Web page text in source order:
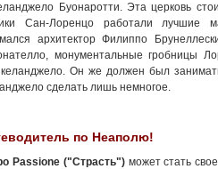
Буонаротти. Эта церковь
Сан-Лоренцо работали лучшие
архитектор Филиппо
монументальные гробницы
Он же должен был
сделать лишь немногое.
по Неаполю!
Passione ("Страсть")может стать